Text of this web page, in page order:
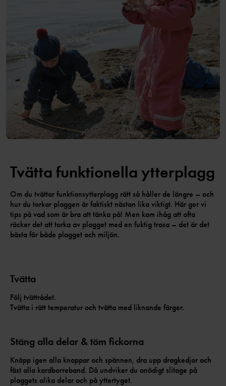
Tvätta funktionella ytterplagg
Om du tvättar funktionsytterplagg rätt så håller de längre – och
hur du torkar plaggen är faktiskt nästan lika viktigt. Här ger vi
tips på vad som är bra att tänka på! Men kom ihåg att ofta
räcker det att torka av plagget med en fuktig trasa – det är det
bästa för både plagget och miljön.
Tvätta
Följ tvättrådet.
Tvätta i rätt temperatur och tvätta med liknande färger.
Stäng alla delar & töm fickorna
Knäpp igen alla knappar och spännen, dra upp dragkedjor och
fäst alla kardborreband. Då undviker du onödigt slitage på
plaggets olika delar och på yttertyget.